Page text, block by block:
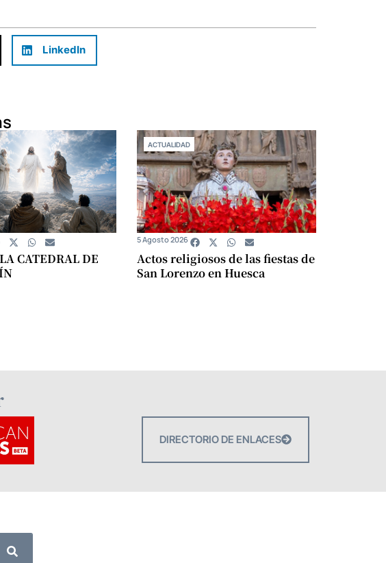
LinkedIn
CATEDRAL DE
ACTUALIDAD
Actos religiosos de las fiestas de
San Lorenzo en Huesca
5 Agosto 2026
DIRECTORIO DE ENLACES